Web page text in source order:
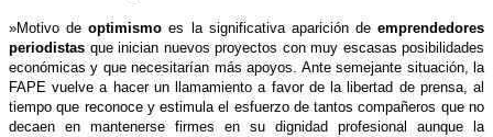
»Motivo deoptimismo es la significativa aparición de emprendedores
periodistas que inician nuevos proyectos con muy escasas posibilidades
económicas y que necesitarían más apoyos. Ante semejante situación, la
FAPE vuelve a hacer un llamamiento a favor de la libertad de prensa, al
tiempo que reconoce y estimula el esfuerzo de tantos compañeros que no
decaen en mantenerse firmes en su dignidad profesional aunque la